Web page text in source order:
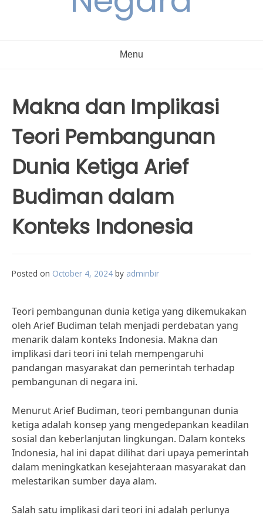
Menu
Makna dan Implikasi
Teori Pembangunan
Dunia Ketiga Arief
Budiman dalam
Konteks Indonesia
Posted on October 4, 2024 by adminbir
Teori pembangunan dunia ketiga yang dikemukakan
oleh Arief Budiman telah menjadi perdebatan yang
menarik dalam konteks Indonesia. Makna dan
implikasi dari teori ini telah mempengaruhi
pandangan masyarakat dan pemerintah terhadap
pembangunan di negara ini.
Menurut Arief Budiman, teori pembangunan dunia
ketiga adalah konsep yang mengedepankan keadilan
sosial dan keberlanjutan lingkungan. Dalam konteks
Indonesia, hal ini dapat dilihat dari upaya pemerintah
dalam meningkatkan kesejahteraan masyarakat dan
melestarikan sumber daya alam.
Salah satu implikasi dari teori ini adalah perlunya